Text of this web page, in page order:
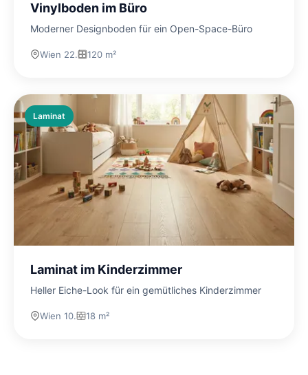
Vinylboden im Büro
Moderner Designboden für ein Open-Space-Büro
Wien 22. 120 m²
Laminat
Laminat im Kinderzimmer
Heller Eiche-Look für ein gemütliches Kinderzimmer
Wien 10. 18 m²